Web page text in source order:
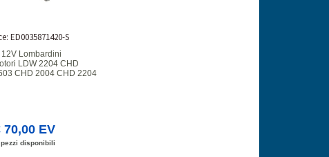
ED0035871420-S
Lombardini
LDW 2204 CHD
CHD 2004 CHD 2204
70,00 EV
disponibili